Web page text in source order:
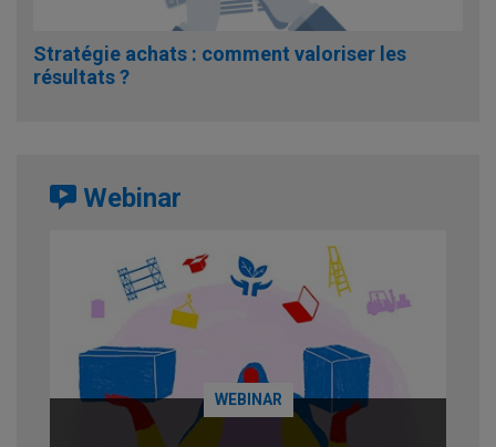
Stratégie achats : comment valoriser les
résultats ?
Webinar
WEBINAR